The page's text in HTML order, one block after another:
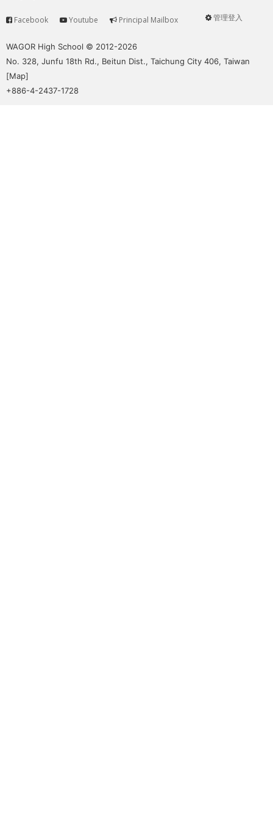
User
管理登入
Service
Facebook Youtube Principal Mailbox
WAGOR High School © 2012-2026
No. 328, Junfu 18th Rd., Beitun Dist., Taichung City 406, Taiwan
[Map]
+886-4-2437-1728